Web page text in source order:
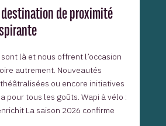
destination de proximité
là et nous offrent l’occasion
autrement. Nouveautés
ou encore initiatives
pour tous les goûts. Wapi à vélo :
La saison 2026 confirme